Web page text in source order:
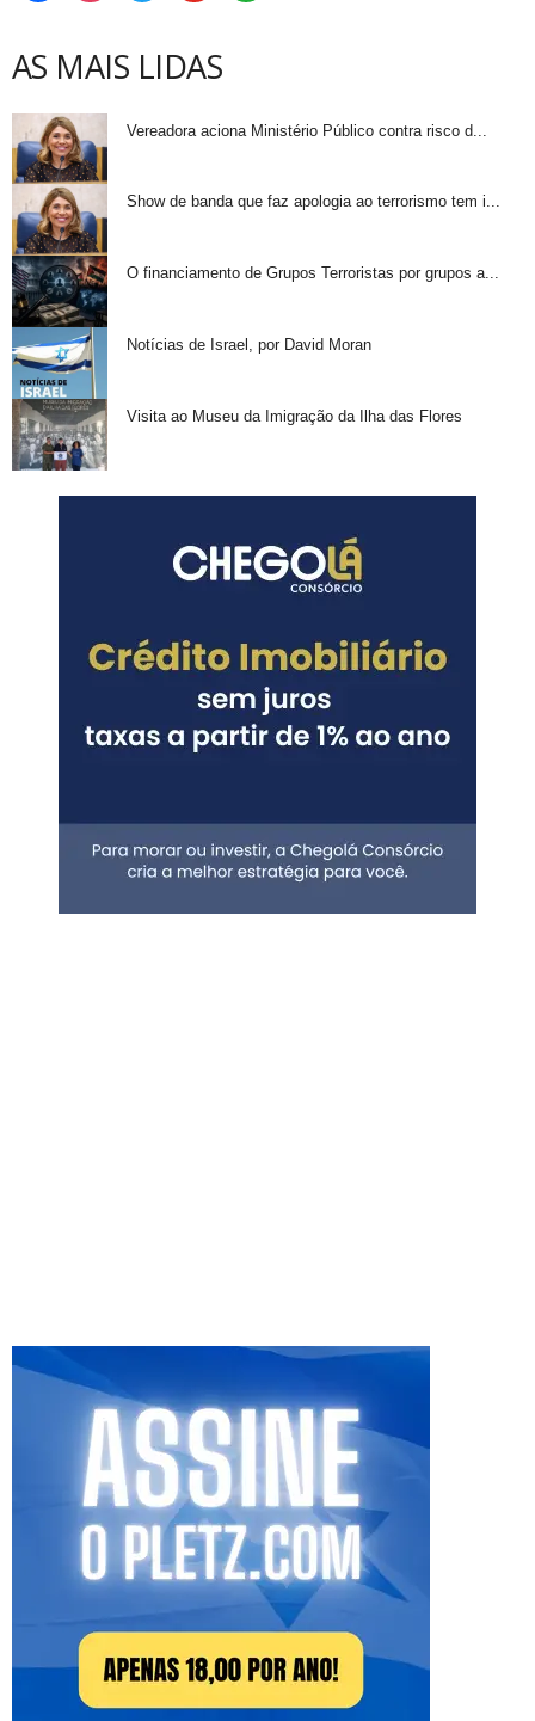
AS MAIS LIDAS
Vereadora aciona Ministério Público contra risco d...
Show de banda que faz apologia ao terrorismo tem i...
O financiamento de Grupos Terroristas por grupos a...
Notícias de Israel, por David Moran
Visita ao Museu da Imigração da Ilha das Flores